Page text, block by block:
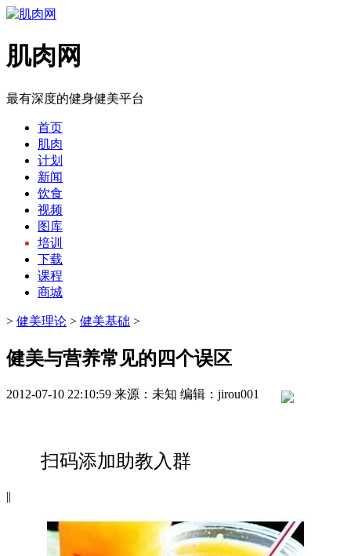
肌肉网
最有深度的健身健美平台
首页
肌肉
计划
新闻
饮食
视频
图库
培训
下载
课程
商城
> 健美理论 > 健美基础 >
健美与营养常见的四个误区
2012-07-10 22:10:59 来源：未知 编辑：jirou001
扫码添加助教入群
||